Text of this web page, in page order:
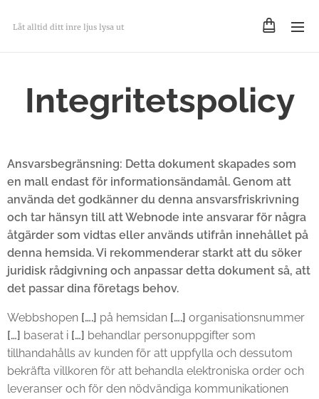
Låt alltid ditt inre ljus lysa ut
Integritetspolicy
Ansvarsbegränsning: Detta dokument skapades som
en mall endast för informationsändamål. Genom att
använda det godkänner du denna ansvarsfriskrivning
och tar hänsyn till att Webnode inte ansvarar för några
åtgärder som vidtas eller används utifrån innehållet på
denna hemsida. Vi rekommenderar starkt att du söker
juridisk rådgivning och anpassar detta dokument så, att
det passar dina företags behov.
Webbshopen [….] på hemsidan [….] organisationsnummer
[…] baserat i […] behandlar personuppgifter som
tillhandahålls av kunden för att uppfylla och dessutom
bekräfta villkoren för att behandla elektroniska order och
leveranser och för den nödvändiga kommunikationen